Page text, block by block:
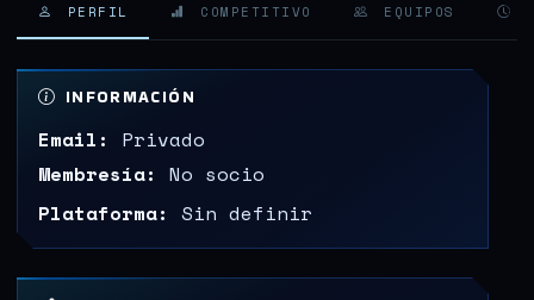
PERFIL COMPETITIVO EQUIPOS
INFORMACIÓN
Email:
Privado
Membresía: No socio
Plataforma: Sin definir